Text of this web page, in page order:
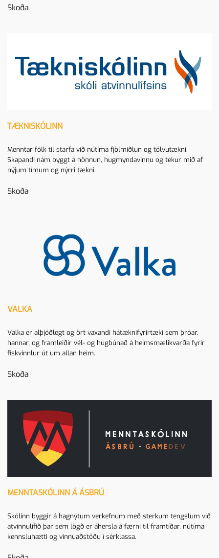
Skoða
TÆKNISKÓLINN
Menntar fólk til starfa við nútíma fjölmiðlun og tölvutækni.
Skapandi nám byggt á hönnun, hugmyndavinnu og tekur mið af
nýjum tímum og nýrri tækni.
Skoða
VALKA
Valka er alþjóðlegt og ört vaxandi hátæknifyrirtæki sem þróar,
hannar, og framleiðir vél- og hugbúnað á heimsmælikvarða fyrir
fiskvinnlur út um allan heim.
Skoða
MENNTASKÓLINN Á ÁSBRÚ
Skólinn byggir á hagnýtum verkefnum með sterkum tengslum við
atvinnulífið þar sem lögð er áhersla á færni til framtíðar, nútíma
kennsluhætti og vinnuaðstöðu í sérklassa.